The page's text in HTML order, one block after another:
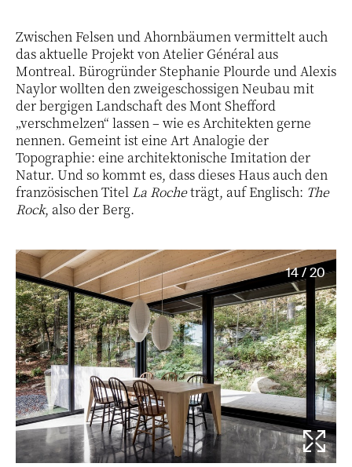
Zwischen Felsen und Ahornbäumen vermittelt auch
das aktuelle Projekt von Atelier Général aus
Montreal. Bürogründer Stephanie Plourde und Alexis
Naylor wollten den zweigeschossigen Neubau mit
der bergigen Landschaft des Mont Shefford
„verschmelzen“ lassen – wie es Architekten gerne
nennen. Gemeint ist eine Art Analogie der
Topographie: eine architektonische Imitation der
Natur. Und so kommt es, dass dieses Haus auch den
französischen Titel La Rocheträgt, auf Englisch: The
Rock, also der Berg.
14 / 20